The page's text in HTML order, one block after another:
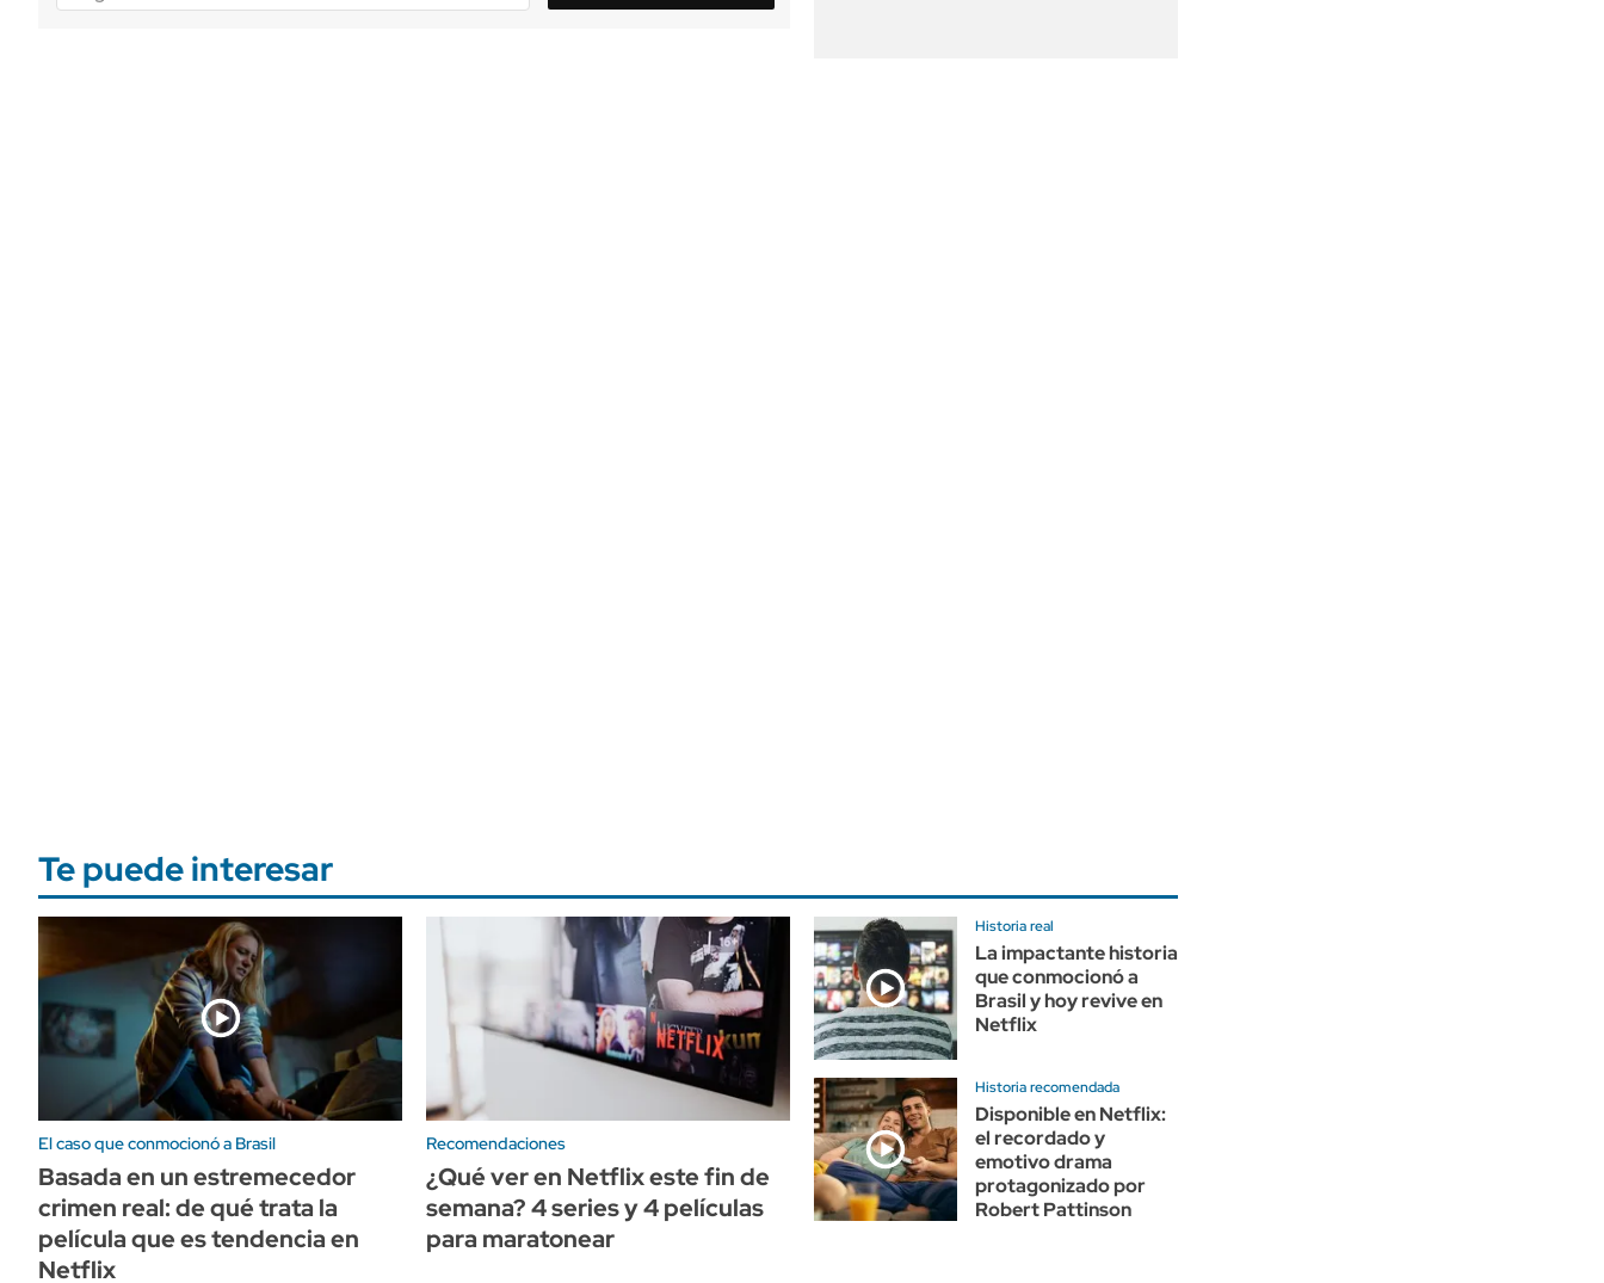
Te puede interesar
El caso que conmocionó a Brasil
Basada en un estremecedor
crimen real: de qué trata la
película que es tendencia en
Netflix
Recomendaciones
¿Qué ver en Netflix este fin de
semana? 4 series y 4 películas
para maratonear
Historia real
La impactante historia
que conmocionó a
Brasil y hoy revive en
Netflix
Historia recomendada
Disponible en Netflix:
el recordado y
emotivo drama
protagonizado por
Robert Pattinson